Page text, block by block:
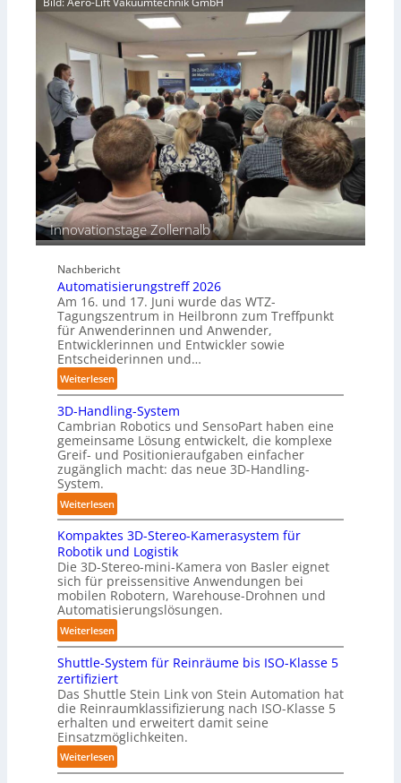
g
s
c
h
i
n
e
p
e
r
o
b
o
t
k
r
r
o
i
o
n
s
s
t
ä
i
g
e
P
o
l
y
m
e
r
l
a
g
e
r
f
ü
r
T
a
u
h
r
o
b
o
t
e
Innovationstage Zollernalb
Nachbericht
Automatisierungstreff 2026
Am 16. und 17. Juni wurde das WTZ-
Tagungszentrum in Heilbronn zum Treffpunkt
für Anwenderinnen und Anwender,
Entwicklerinnen und Entwickler sowie
Entscheiderinnen und…
Weiterlesen:
A
u
t
o
m
t
i
s
i
e
r
u
n
g
s
t
r
e
f
f
0
3D-Handling-System
Cambrian Robotics und SensoPart haben eine
gemeinsame Lösung entwickelt, die komplexe
Greif- und Positionieraufgaben einfacher
zugänglich macht: das neue 3D-Handling-
System.
Weiterlesen:
3
D
-
H
a
n
d
l
n
g
-
S
y
s
t
Kompaktes 3D-Stereo-Kamerasystem für
Robotik und Logistik
Die 3D-Stereo-mini-Kamera von Basler eignet
sich für preissensitive Anwendungen bei
mobilen Robotern, Warehouse-Drohnen und
Automatisierungslösungen.
Weiterlesen:
K
o
m
p
a
k
t
e
Shuttle-System für Reinräume bis ISO-Klasse 5
zertifiziert
Das Shuttle Stein Link von Stein Automation hat
die Reinraumklassifizierung nach ISO-Klasse 5
erhalten und erweitert damit seine
Einsatzmöglichkeiten.
Weiterlesen:
S